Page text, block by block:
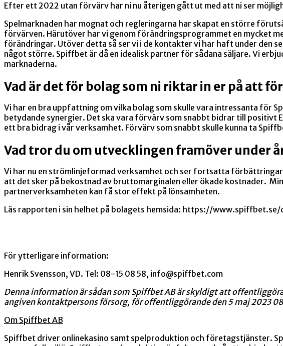
Efter ett 2022 utan förvärv har ni nu återigen gått ut med att ni ser
Spelmarknaden har mognat och regleringarna har skapat en större
förvärven. Härutöver har vi genom förändringsprogrammet en mycket
förändringar. Utöver detta så ser vi i de kontakter vi har haft under den
något större. Spiffbet är då en idealisk partner för sådana säljare. Vi
marknaderna.
Vad är det för bolag som ni riktar in er på att
Vi har en bra uppfattning om vilka bolag som skulle vara intressanta för
betydande synergier. Det ska vara förvärv som snabbt bidrar till positivt
ett bra bidrag i vår verksamhet. Förvärv som snabbt skulle kunna ta
Vad tror du om utvecklingen framöver under
Vi har nu en strömlinjeformad verksamhet och ser fortsatta
att det sker på bekostnad av bruttomarginalen eller ökade kostnader.
partnerverksamheten kan få stor effekt på lönsamheten.
Läs rapporten i sin helhet på bolagets hemsida: https://
För ytterligare information:
Henrik Svensson, VD. Tel: 08-15 08 58, info@spiffbet.com
Denna information är sådan som Spiffbet AB är skyldigt att
angiven kontaktpersons försorg, för offentliggörande den 5 maj 2023
Om Spiffbet AB
Spiffbet driver onlinekasino samt spelproduktion och företagstjänster.